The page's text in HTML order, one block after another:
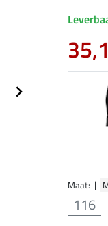
Maat: |
116